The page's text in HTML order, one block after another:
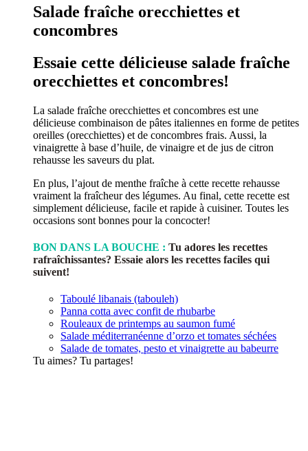
Salade fraîche orecchiettes et
concombres
Essaie cette délicieuse salade fraîche
orecchiettes et concombres!
La salade fraîche orecchiettes et concombres est une
délicieuse combinaison de pâtes italiennes en forme de petites
oreilles (orecchiettes) et de concombres frais. Aussi, la
vinaigrette à base d’huile, de vinaigre et de jus de citron
rehausse les saveurs du plat.
En plus, l’ajout de menthe fraîche à cette recette rehausse
vraiment la fraîcheur des légumes. Au final, cette recette est
simplement délicieuse, facile et rapide à cuisiner. Toutes les
occasions sont bonnes pour la concocter!
BON DANS LA BOUCHE : Tu adores les recettes
rafraîchissantes? Essaie alors les recettes faciles qui
suivent!
Taboulé libanais (tabouleh)
Panna cotta avec confit de rhubarbe
Rouleaux de printemps au saumon fumé
Salade méditerranéenne d’orzo et tomates séchées
Salade de tomates, pesto et vinaigrette au babeurre
Tu aimes? Tu partages!